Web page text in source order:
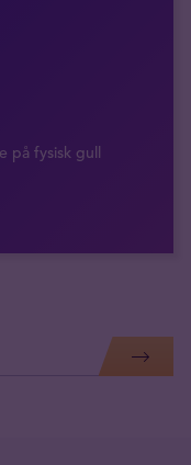
på fysisk gull